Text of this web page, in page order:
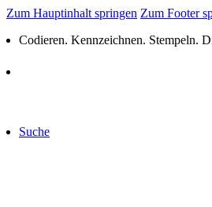
Zum Hauptinhalt springen Zum Footer
Codieren. Kennzeichnen. Stempeln.
Suche